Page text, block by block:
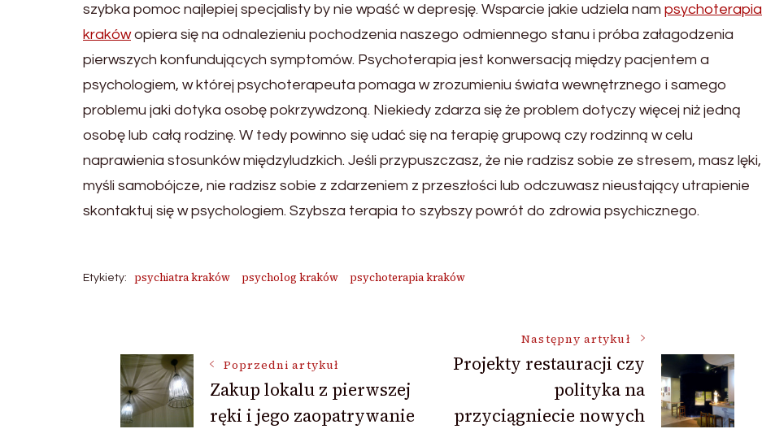
szybka pomoc najlepiej specjalisty by nie wpaść w depresję. Wsparcie jakie udziela nam psychoterapia
krakówopiera się na odnalezieniu pochodzenia naszego odmiennego stanu i próba załagodzenia
pierwszych konfundujących symptomów. Psychoterapia jest konwersacją między pacjentem a
psychologiem, w której psychoterapeuta pomaga w zrozumieniu świata wewnętrznego i samego
problemu jaki dotyka osobę pokrzywdzoną. Niekiedy zdarza się że problem dotyczy więcej niż jedną
osobę lub całą rodzinę. W tedy powinno się udać się na terapię grupową czy rodzinną w celu
naprawienia stosunków międzyludzkich. Jeśli przypuszczasz, że nie radzisz sobie ze stresem, masz lęki,
myśli samobójcze, nie radzisz sobie z zdarzeniem z przeszłości lub odczuwasz nieustający utrapienie
skontaktuj się w psychologiem. Szybsza terapia to szybszy powrót do zdrowia psychicznego.
Etykiety: psychiatra kraków psycholog kraków psychoterapia kraków
Nawigacja
wpisu
Poprzedni artykuł
Zakup lokalu z pierwszej
ręki i jego zaopatrywanie
Następny artykuł
Projekty restauracji czy
polityka na
przyciągniecie nowych